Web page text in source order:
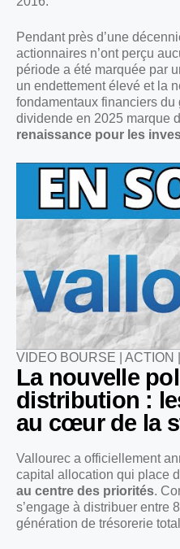
Pendant près d’une
actionnaires n’ont perçu
période a été marquée par
un endettement élevé et la
fondamentaux financiers du
dividende en 2025 marque
renaissance pour les
VIDEO BOURSE |
La nouvelle
distribution :
au cœur de la
Vallourec a officiellement
capital allocation qui place
au centre des priorités.
s’engage à distribuer entre
génération de trésorerie